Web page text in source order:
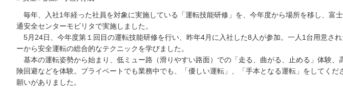
毎年、入社1年経った社員を対象に実施している「運転技能研修」を、今年度から場所を移し、富
通安全センターモビリタで実施しました。
5月24日、今年度第１回目の運転技能研修を行い、昨年4月に入社した8人が参加。一人1台用意さ
ーから安全運転の総合的なテクニックを学びました。
基本の運転姿勢から始まり、低ミュー路（滑りやすい路面）での「走る、曲がる、止める」体験、
険回避などを体験。プライベートでも業務中でも、「優しい運転」、「手本となる運転」をしてくだ
願いがありました。